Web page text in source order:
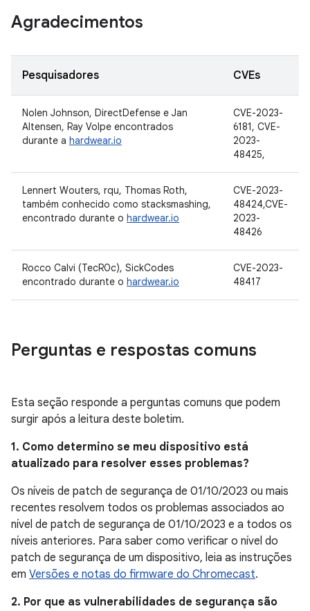
Agradecimentos
Pesquisadores CVEs
Nolen Johnson, DirectDefense e Jan
Altensen, Ray Volpe encontrados
durante a hardwear.io
CVE-2023-
6181, CVE-
2023-
48425,
Lennert Wouters, rqu, Thomas Roth,
também conhecido como stacksmashing,
encontrado durante o hardwear.io
CVE-2023-
48424,CVE-
2023-
48426
Rocco Calvi (TecR0c), SickCodes
encontrado durante o hardwear.io
CVE-2023-
48417
Perguntas e respostas comuns
Esta seção responde a perguntas comuns que podem
surgir após a leitura deste boletim.
1. Como determino se meu dispositivo está
atualizado para resolver esses problemas?
Os níveis de patch de segurança de 01/10/2023 ou mais
recentes resolvem todos os problemas associados ao
nível de patch de segurança de 01/10/2023 e a todos os
níveis anteriores. Para saber como verificar o nível do
patch de segurança de um dispositivo, leia as instruções
em Versões e notas do firmware do Chromecast.
2. Por que as vulnerabilidades de segurança são